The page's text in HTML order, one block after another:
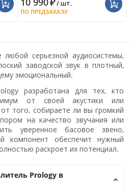
/ шт.
ПО ПРЕДЗАКАЗУ
любой серьезной аудиосистемы,
заводской звук в плотный,
эмоциональный.
разработана для тех, кто
от своей акустики или
того, собираете ли вы громкий
на качество звучания или
уверенное басовое звено,
компонент обеспечит нужный
раскроет их потенциал.
Prology в